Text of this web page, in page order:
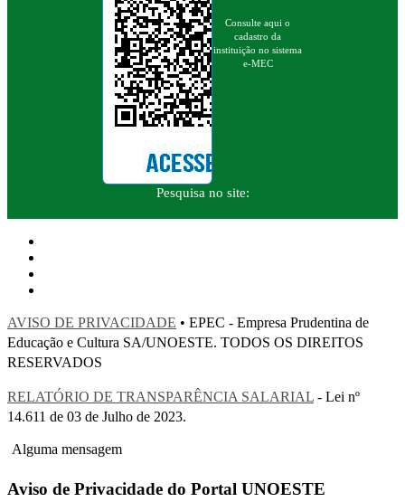
Consulte aqui o
cadastro da
instituição no sistema
e-MEC
Pesquisa no site:
AVISO DE PRIVACIDADE • EPEC - Empresa Prudentina de
Educação e Cultura SA/UNOESTE. TODOS OS DIREITOS
RESERVADOS
RELATÓRIO DE TRANSPARÊNCIA SALARIAL - Lei nº
14.611 de 03 de Julho de 2023.
Alguma mensagem
Aviso de Privacidade do Portal UNOESTE